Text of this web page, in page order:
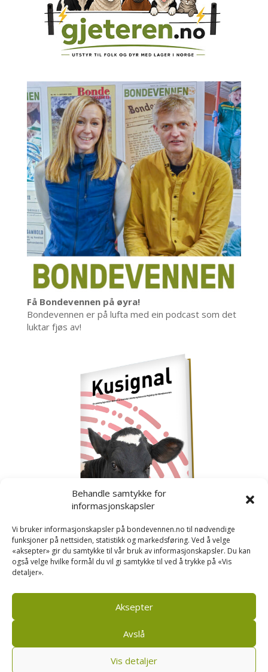
Behandle samtykke for
informasjonskapsler
Vi bruker informasjonskapsler på bondevennen.no til nødvendige
funksjoner på nettsiden, statistikk og markedsføring. Ved å velge
«aksepter» gir du samtykke til vår bruk av informasjonskapsler. Du kan
også velge hvilke formål du vil gi samtykke til ved å trykke på «Vis
detaljer».
Aksepter
Avslå
Vis detaljer
Få Bondevennen på øyra!
Bondevennen er på lufta med ein podcast som det
luktar fjøs av!
Kusignal
om kusignal i eit eige hefte.